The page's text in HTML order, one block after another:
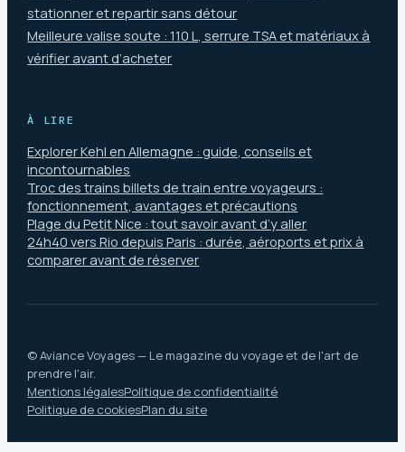
stationner et repartir sans détour
Meilleure valise soute : 110 L, serrure TSA et matériaux à
vérifier avant d’acheter
À LIRE
Explorer Kehl en Allemagne : guide, conseils et
incontournables
Troc des trains billets de train entre voyageurs :
fonctionnement, avantages et précautions
Plage du Petit Nice : tout savoir avant d’y aller
24h40 vers Rio depuis Paris : durée, aéroports et prix à
comparer avant de réserver
© Aviance Voyages — Le magazine du voyage et de l'art de
prendre l'air.
Mentions légalesPolitique de confidentialité
Politique de cookiesPlan du site